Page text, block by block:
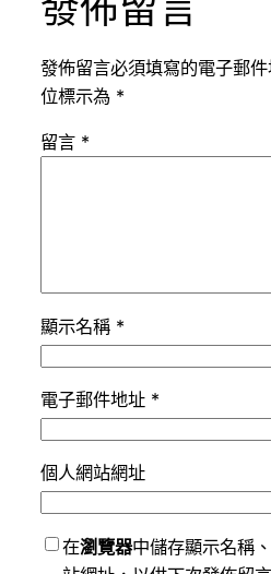
發佈留言必須填寫的電子郵件
位標示為 *
留言 *
顯示名稱 *
電子郵件地址 *
個人網站網址
在瀏覽器中儲存顯示名稱